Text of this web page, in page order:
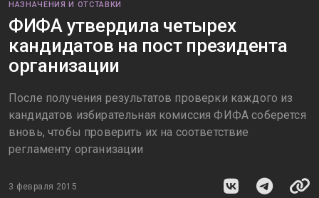
НАЗНАЧЕНИЯ И ОТСТАВКИ
ФИФА утвердила четырех
кандидатов на пост президента
организации
После получения результатов проверки каждого из
кандидатов избирательная комиссия ФИФА соберется
вновь, чтобы проверить их на соответствие
регламенту организации
3 февраля 2015